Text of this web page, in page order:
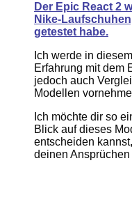
Der Epic React 2
Nike-
getestet habe.
Ich werde in
Erfahrung mit dem
jedoch auch
Modellen
Ich möchte dir so
Blick auf dieses
entscheiden
deinen